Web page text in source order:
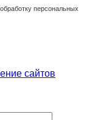
персональных
сайтов